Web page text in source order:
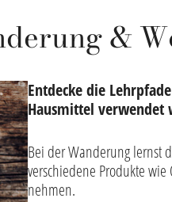
&
Entdecke die
Hausmittel verwendet
Bei der Wanderung lernst
verschiedene Produkte
nehmen.